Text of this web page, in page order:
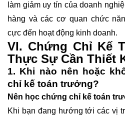
làm giảm uy tín của doanh
hàng và các cơ quan chức
cực đến hoạt động kinh doanh.
VI. Chứng Chỉ Kế
Thực Sự Cần Thiết
1. Khi nào nên hoặc
chỉ kế toán trưởng?
Nên học chứng chỉ kế toán
Khi bạn đang hướng tới các vị